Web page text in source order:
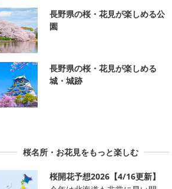
長野県の桜・花見が楽しめる公
園
長野県の桜・花見が楽しめる
城・城跡
桜名所・お花見をもっと楽しむ
桜開花予想2026【4/16更新】